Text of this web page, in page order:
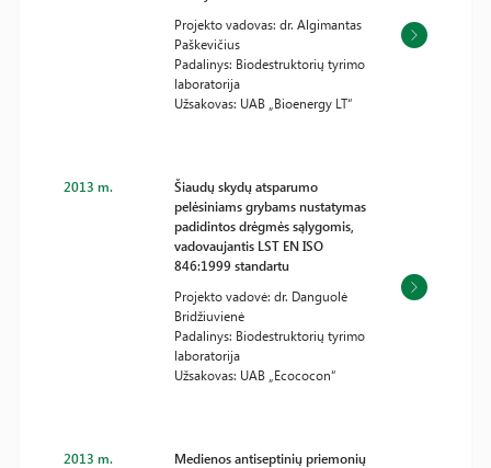
Projekto vadovas: dr. Algimantas
Paškevičius
Padalinys: Biodestruktorių tyrimo
laboratorija
Užsakovas: UAB „Bioenergy LT“
2013 m.
Šiaudų skydų atsparumo
pelėsiniams grybams nustatymas
padidintos drėgmės sąlygomis,
vadovaujantis LST EN ISO
846:1999 standartu
Projekto vadovė: dr. Danguolė
Bridžiuvienė
Padalinys: Biodestruktorių tyrimo
laboratorija
Užsakovas: UAB „Ecococon“
2013 m.
Medienos antiseptinių priemonių